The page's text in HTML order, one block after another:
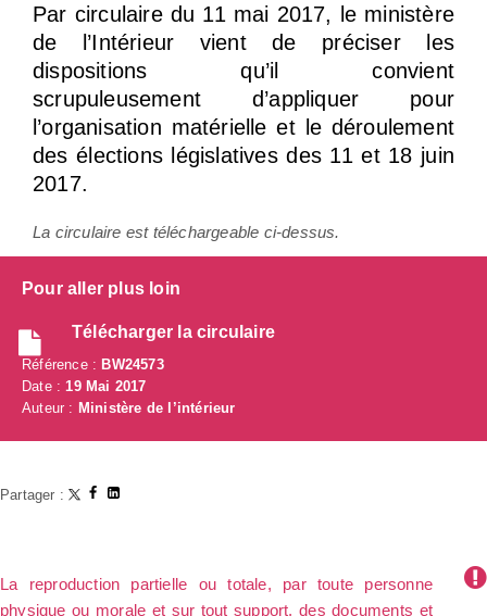
Par circulaire du 11 mai 2017, le ministère
de l’Intérieur vient de préciser les
dispositions qu’il convient
scrupuleusement d’appliquer pour
l’organisation matérielle et le déroulement
des élections législatives des 11 et 18 juin
2017.
La circulaire est téléchargeable ci-dessus.
Pour aller plus loin
Télécharger la circulaire
Référence :BW24573
Date : 19 Mai 2017
Auteur : Ministère de l’intérieur
Partager :
La reproduction partielle ou totale, par toute personne
physique ou morale et sur tout support, des documents et